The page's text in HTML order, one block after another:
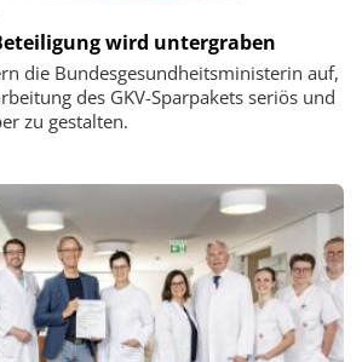
wird untergraben
die Bundesgesundheitsministerin auf,
des GKV-Sparpakets seriös und
zu gestalten.